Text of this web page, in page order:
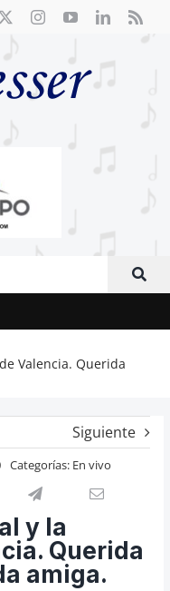
Valencia. Querida
Siguiente
Categorías: En vivo
y la
Querida
amiga.